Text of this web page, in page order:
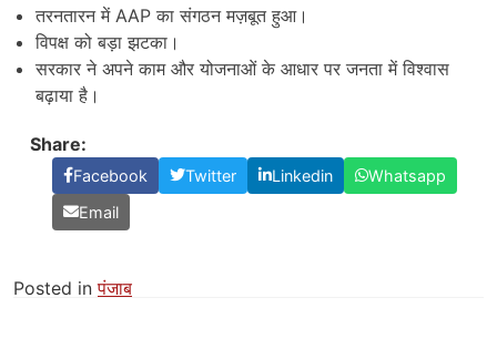
तरनतारन में AAP का संगठन मज़बूत हुआ।
विपक्ष को बड़ा झटका।
सरकार ने अपने काम और योजनाओं के आधार पर जनता में विश्वास
बढ़ाया है।
Share:
Facebook Twitter Linkedin
Whatsapp
Email
Posted inपंजाब